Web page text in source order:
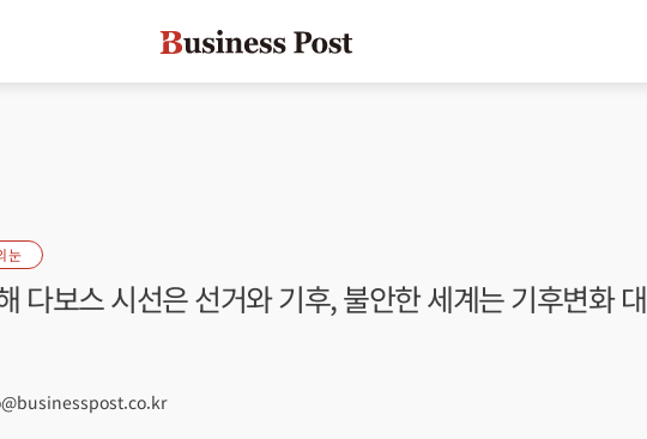
눈
다보스 시선은 선거와 기후, 불안한 세계는 기후변화 대